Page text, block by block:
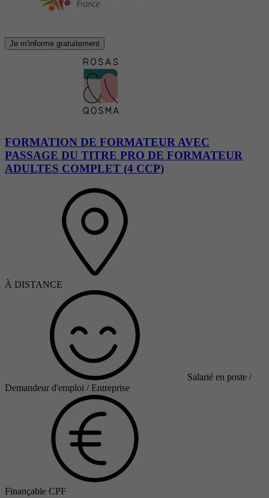
Je m'informe gratuitement
FORMATION DE FORMATEUR AVEC
PASSAGE DU TITRE PRO DE FORMATEUR
ADULTES COMPLET (4 CCP)
À DISTANCE
Salarié en poste /
Demandeur d'emploi / Entreprise
Finançable CPF